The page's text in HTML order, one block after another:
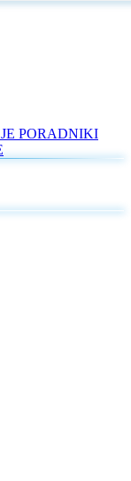
PORADNIKI